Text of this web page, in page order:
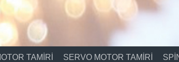
TAMIRI SERVO MOTOR TAMIRI